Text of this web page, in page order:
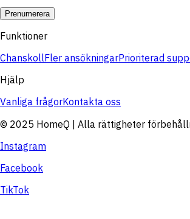
Prenumerera
Funktioner
ChanskollFler ansökningarPrioriterad
Hjälp
Vanliga frågorKontakta oss
© 2025 HomeQ | Alla rättigheter
Instagram
Facebook
TikTok